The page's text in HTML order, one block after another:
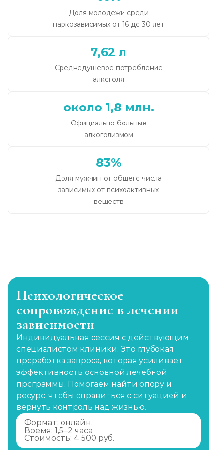
Доля молодёжи среди
наркозависимых от 16 до 30 лет
7,62 л
Среднедушевое потребление
алкоголя
около 1,8 млн.
Официально больные
алкоголизмом
83%
Доля мужчин от общего числа
зависимых от психоактивных
веществ
Психологическое
сопровождение в лечении
зависимости
Индивидуальная сессия с действующим
специалистом клиники. Это глубокая
проработка запроса, которая усиливает
эффективность основной лечебной
программы. Помогаем найти опору и
ресурс, чтобы справиться с ситуацией и
вернуть контроль над жизнью.
Формат: онлайн.
Время: 1,5–2 часа.
Стоимость: 4 500 руб.